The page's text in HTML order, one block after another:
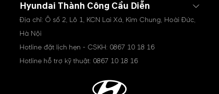
Hyundai Thành Công Cầu Diễn
Địa chỉ: Ô số 2, Lô 1, KCN Lai Xá, Kim Chung, Hoài Đức,
Hà Nội
Hotline đặt lịch hẹn - CSKH: 0867 10 18 16
Hotline hỗ trợ kỹ thuật: 0867 10 18 16